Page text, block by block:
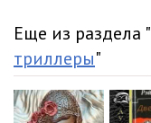
Еще из раздела "
триллеры"